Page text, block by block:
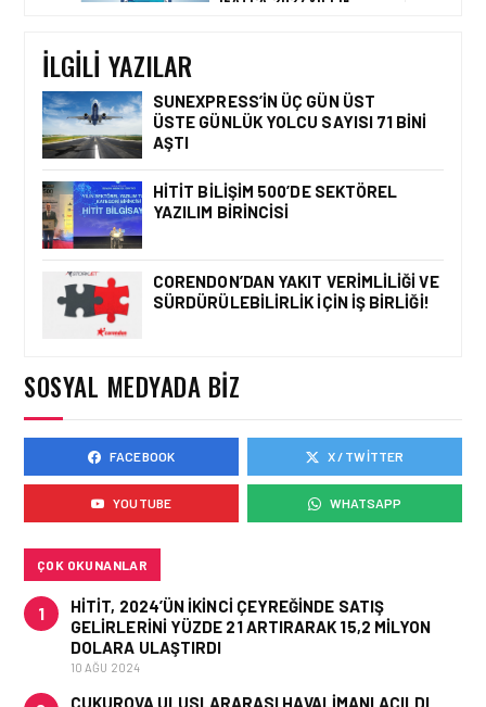
SEKTÖREL YAZILIM
BIRINCISI
HAVACILIK • 05 AĞU 2026
ALINIYOR?
HAVACILIK • 05 AĞU 2026
ÇELEBI HAVACILIK
MACARISTAN’DAN
BUDAPEŞTE GÖNÜLLÜ
İLGILI YAZILAR
SUNEXPRESS’IN ÜÇ GÜN ÜST
ÜSTE GÜNLÜK YOLCU SAYISI 71 BINI
AŞTI
HITIT BILIŞIM 500’DE SEKTÖREL
YAZILIM BIRINCISI
CORENDON’DAN YAKIT VERIMLILIĞI VE
SÜRDÜRÜLEBILIRLIK IÇIN İŞ BIRLIĞI!
SOSYAL MEDYADA BIZ
FACEBOOK X / TWITTER
YOUTUBE WHATSAPP
ÇOK OKUNANLAR
1
HITIT, 2024’ÜN IKINCI ÇEYREĞINDE SATIŞ
GELIRLERINI YÜZDE 21 ARTIRARAK 15,2 MILYON
DOLARA ULAŞTIRDI
10 AĞU 2024
ÇUKUROVA ULUSLARARASI HAVALIMANI AÇILDI